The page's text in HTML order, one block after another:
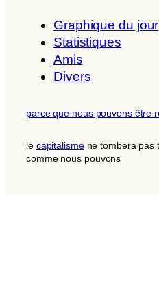
Graphique du jour
Statistiques
Amis
Divers
parce que nous pouvons être
le capitalismene tombera pas
comme nous pouvons